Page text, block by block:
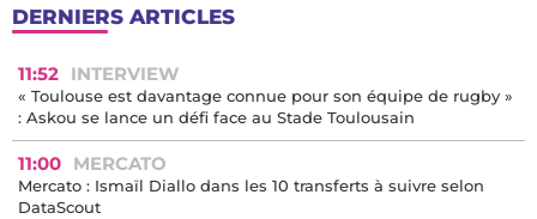
DERNIERS ARTICLES
11:52 INTERVIEW
« Toulouse est davantage connue pour son équipe de rugby »
: Askou se lance un défi face au Stade Toulousain
11:00 MERCATO
Mercato : Ismaïl Diallo dans les 10 transferts à suivre selon
DataScout